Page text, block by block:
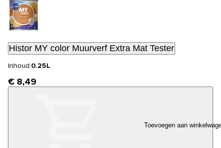
Histor MY color Muurverf Extra Mat Tester
Inhoud:0.25L
€ 8,49
Toevoegen aan